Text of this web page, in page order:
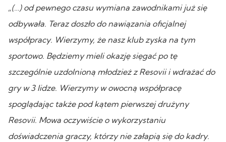
„(…) od pewnego czasu wymiana zawodnikami już się
odbywała. Teraz doszło do nawiązania oficjalnej
współpracy. Wierzymy, że nasz klub zyska na tym
sportowo. Będziemy mieli okazję sięgać po tę
szczególnie uzdolnioną młodzież z Resovii i wdrażać do
gry w 3 lidze. Wierzymy w owocną współpracę
spoglądając także pod kątem pierwszej drużyny
Resovii. Mowa oczywiście o wykorzystaniu
doświadczenia graczy, którzy nie załapią się do kadry.